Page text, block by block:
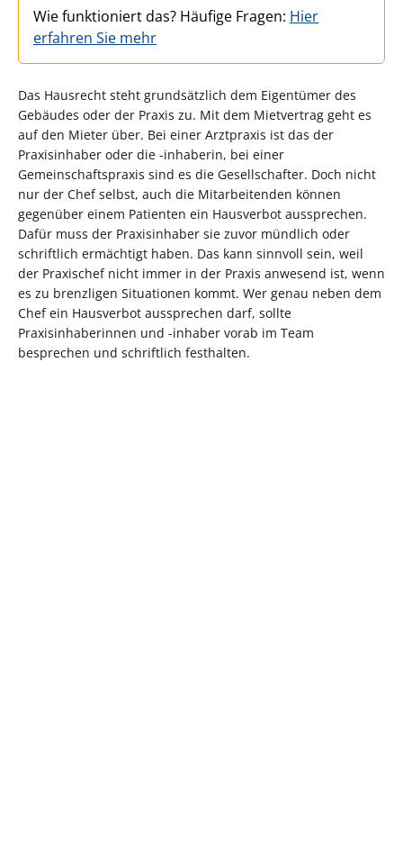
Wie funktioniert das? Häufige Fragen: Hier
erfahren Sie mehr
Das Hausrecht steht grundsätzlich dem Eigentümer des
Gebäudes oder der Praxis zu. Mit dem Mietvertrag geht es
auf den Mieter über. Bei einer Arztpraxis ist das der
Praxisinhaber oder die -inhaberin, bei einer
Gemeinschaftspraxis sind es die Gesellschafter. Doch nicht
nur der Chef selbst, auch die Mitarbeitenden können
gegenüber einem Patienten ein Hausverbot aussprechen.
Dafür muss der Praxisinhaber sie zuvor mündlich oder
schriftlich ermächtigt haben. Das kann sinnvoll sein, weil
der Praxischef nicht immer in der Praxis anwesend ist, wenn
es zu brenzligen Situationen kommt. Wer genau neben dem
Chef ein Hausverbot aussprechen darf, sollte
Praxisinhaberinnen und -inhaber vorab im Team
besprechen und schriftlich festhalten.